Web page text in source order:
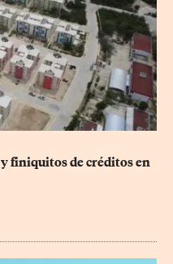
finiquitos de créditos en